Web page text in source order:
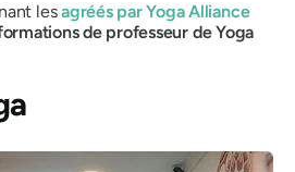
lesagréés par Yoga Alliance
de professeur de Yoga